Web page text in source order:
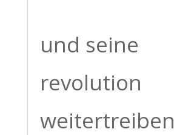
und seine
revolution
weitertreiben